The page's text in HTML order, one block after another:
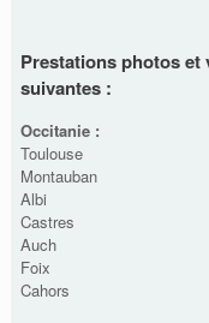
Prestations photos et
suivantes :
Occitanie :
Toulouse
Montauban
Albi
Castres
Auch
Foix
Cahors